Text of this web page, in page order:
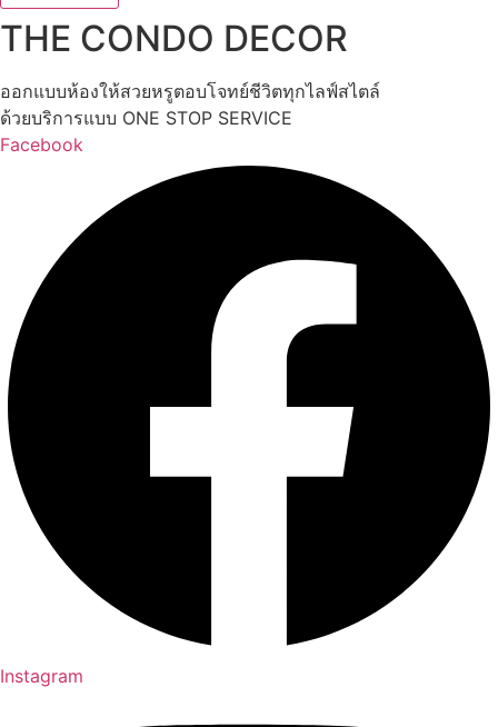
THE CONDO DECOR
ออกแบบห้องให้สวยหรูตอบโจทย์ชีวิตทุกไลฟ์สไตล์
ด้วยบริการแบบ ONE STOP SERVICE
Facebook
Instagram